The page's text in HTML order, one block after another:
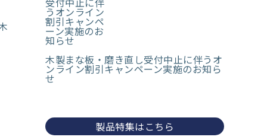
木製まな板・磨き直し受付中止に伴うオ
ンライン割引キャンペーン実施のお知ら
せ
製品特集はこちら